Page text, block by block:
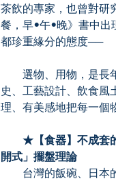
茶飲的專家，也曾對研
餐，早•午•晚》書中出
都珍重緣分的態度──
選物、用物，是長年
史、工藝設計、飲食風
理、有美感地把每一個
★【食器】不成套的
開式」擺盤理論
台灣的飯碗、日本